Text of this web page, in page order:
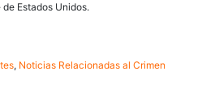
Estados Unidos.
, Noticias Relacionadas al Crimen